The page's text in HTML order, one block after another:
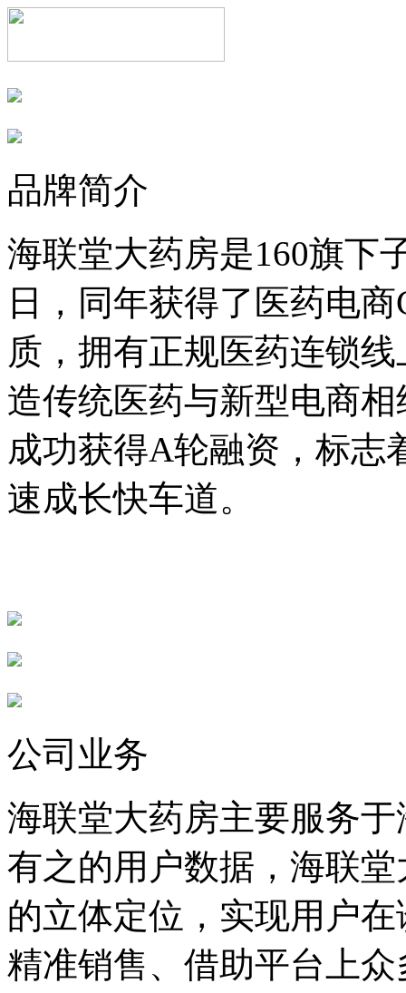
品牌简介
海联堂大药房是160旗下
日，同年获得了医药电
质，拥有正规医药连锁
造传统医药与新型电商
成功获得A轮融资，标志
速成长快车道。
公司业务
海联堂大药房主要服务
有之的用户数据，海联
的立体定位，实现用户
精准销售、借助平台上